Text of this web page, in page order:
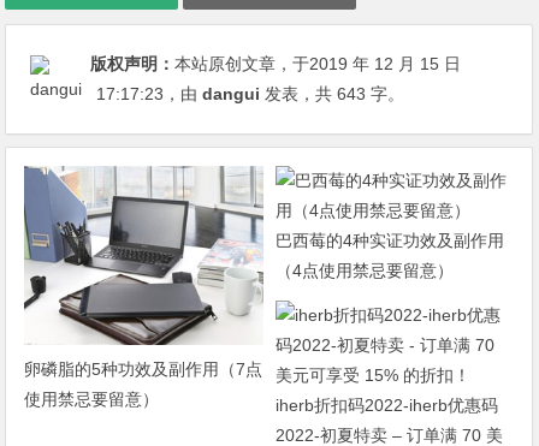
版权声明：本站原创文章，于2019 年 12 月 15 日
17:17:23 ，由dangui 发表，共 643 字。
卵磷脂的5种功效及副作用（7点
使用禁忌要留意）
巴西莓的4种实证功效及副作用
（4点使用禁忌要留意）
iherb折扣码2022-iherb优惠码
2022-初夏特卖 – 订单满 70 美